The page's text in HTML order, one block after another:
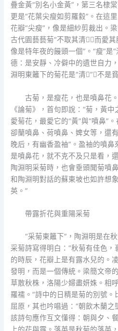
疊金黃“別名小金黃”，第三名棣
更是“花葉尖瘦如剪羅縠”。在這
花瓣“尖瘦”，像是細紗剪裁出。
古代園藝藝菊“不取其清，而愛
像是特年夜的饅頭一個”。“瘦”是
德：是安靜、冷僻中的遺世自力
淵明東籬下的菊花是“清”，不是
古菊，是瘦花，也是噴鼻花
《論菊》，首句即說：“菊，黃
愛菊花，最愛它的“黃”與“噴鼻”
卻蘭噴鼻、荷噴鼻、婢女等，還
晚后，有幽香盈袖”。盈袖的噴
是噴鼻花，就不克不及只是看，
陶淵明采菊時，也會垂頭聞菊噴
和陶淵明對話的蘇東坡也如許想
英。”
帶露折花與重陽采菊
“采菊東籬下”，陶淵明是在
采菊詩寫得明白：“秋菊有佳色，
的時辰，花瓣上是有露水兒的。
發明，而是一個傳統。梁簡文帝
草散秋株，洛陽少婦盡妍姝。相
羅襦。”詩中的日精是菊的別號
屈原，其也吟唱過：“朝飲木蘭之
該詩句應作互文懂得：朝與夕、